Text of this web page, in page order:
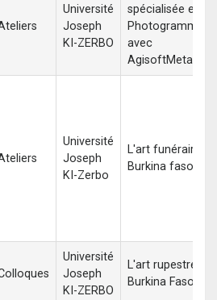
Université
Joseph
KI-ZERBO
spécialisée en
avec
Université
Joseph
KI-Zerbo
L'art funéraire au
Burkina faso
Université
Joseph
KI-ZERBO
L'art rupestre au
Burkina Faso